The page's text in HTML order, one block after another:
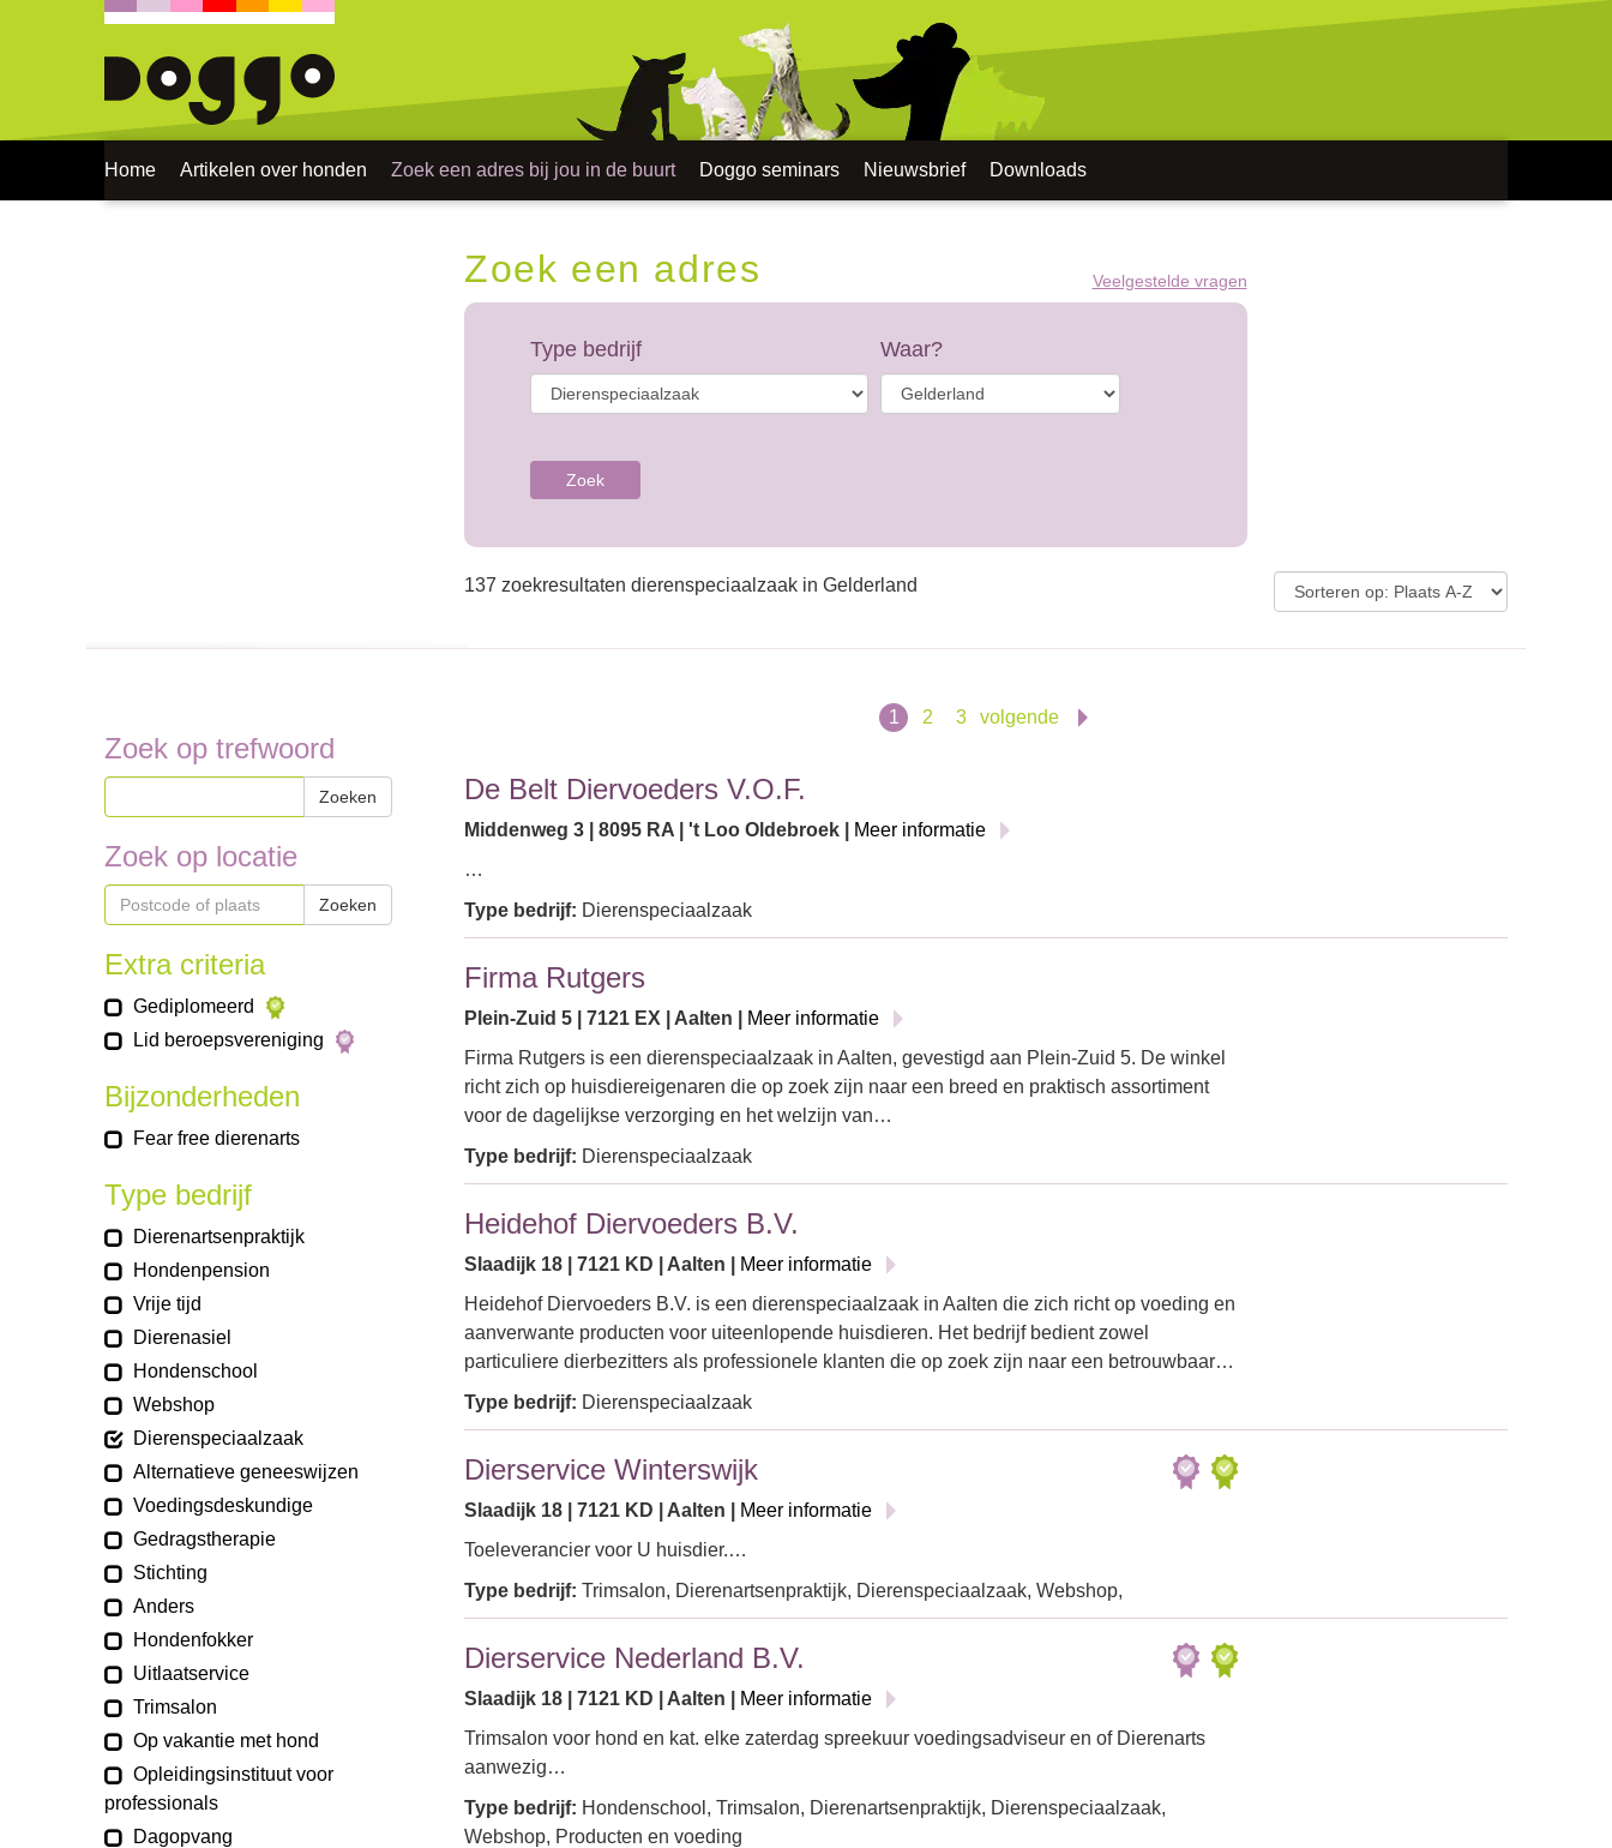
Home Artikelen over honden Zoek een adres bij jou in de buurt Doggo seminars Nieuwsbrief Downloads
Zoek een adres Veelgestelde vragen
Type bedrijf Waar?
Zoek
137 zoekresultaten dierenspeciaalzaak in Gelderland
Zoek op trefwoord
Zoeken
Zoek op locatie
Zoeken
Extra criteria
Gediplomeerd
Lid beroepsvereniging
Bijzonderheden
Fear free dierenarts
Type bedrijf
Dierenartsenpraktijk
Hondenpension
Vrije tijd
Dierenasiel
Hondenschool
Webshop
Dierenspeciaalzaak
Alternatieve geneeswijzen
Voedingsdeskundige
Gedragstherapie
Stichting
Anders
Hondenfokker
Uitlaatservice
Trimsalon
Op vakantie met hond
Opleidingsinstituut voor
professionals
Dagopvang
1 2 3 volgende
De Belt Diervoeders V.O.F.
Middenweg 3 | 8095 RA | 't Loo Oldebroek |
Meer informatie
…
Type bedrijf: Dierenspeciaalzaak
Firma Rutgers
Plein-Zuid 5 | 7121 EX | Aalten |
Meer informatie
Firma Rutgers is een dierenspeciaalzaak in Aalten, gevestigd aan Plein-Zuid 5. De winkel
richt zich op huisdiereigenaren die op zoek zijn naar een breed en praktisch assortiment
voor de dagelijkse verzorging en het welzijn van…
Type bedrijf: Dierenspeciaalzaak
Heidehof Diervoeders B.V.
Slaadijk 18 | 7121 KD | Aalten |
Meer informatie
Heidehof Diervoeders B.V. is een dierenspeciaalzaak in Aalten die zich richt op voeding en
aanverwante producten voor uiteenlopende huisdieren. Het bedrijf bedient zowel
particuliere dierbezitters als professionele klanten die op zoek zijn naar een betrouwbaar…
Type bedrijf: Dierenspeciaalzaak
Dierservice Winterswijk
Slaadijk 18 | 7121 KD | Aalten |
Meer informatie
Toeleverancier voor U huisdier.…
Type bedrijf: Trimsalon, Dierenartsenpraktijk, Dierenspeciaalzaak, Webshop,
Dierservice Nederland B.V.
Slaadijk 18 | 7121 KD | Aalten |
Meer informatie
Trimsalon voor hond en kat. elke zaterdag spreekuur voedingsadviseur en of Dierenarts
aanwezig…
Type bedrijf: Hondenschool, Trimsalon, Dierenartsenpraktijk, Dierenspeciaalzaak,
Webshop, Producten en voeding